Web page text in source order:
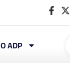
O ADP